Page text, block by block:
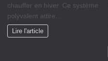
chauffer en hiver. Ce système
polyvalent attire…
Lire l'article